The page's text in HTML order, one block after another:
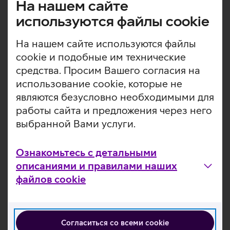
На нашем сайте
используются файлы cookie
На нашем сайте используются файлы
cookie и подобные им технические
средства. Просим Вашего согласия на
использование cookie, которые не
являются безусловно необходимыми для
работы сайта и предложения через него
выбранной Вами услуги.
Ознакомьтесь с детальными
описаниями и правилами наших
файлов cookie
Согласиться со всеми cookie
авиаперелетов. Персональный оптимизатор
шумоподавления анализирует размер вашей головы,
наличие очков, волосы и оптимизирует звук
соответствующим образом. Система Adaptive Sound
Control автоматически определяет текущую активность
и регулирует уровень окружающего шума в
соответствии с любой ситуацией. Функция Quick
Attention позволяет комфортно общаться в реале, не
снимая наушники. Прикоснитесь к корпусу, и звук в
наушниках мгновенно стихнет до минимума, чтобы Вы
могли поговорить. Наушники имеют мягкие амбушюры
и регулируемое оголовье, поэтому не будут чрезмерно
того, они оснащены встроенным микрофоном для
удобных звонков в режиме громкой связи и
использования голосовых помощников Alexa или
Bluetooth LDAC обеспечивает исключительное
качество звука.